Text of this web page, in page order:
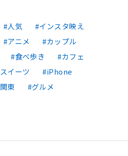
人気
インスタ映え
アニメ
カップル
食べ歩き
カフェ
スイーツ
iPhone
関東 グルメ